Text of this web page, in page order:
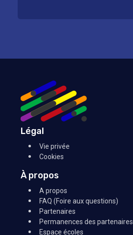
Légal
Vie privée
Cookies
À propos
A propos
FAQ (Foire aux questions)
Partenaires
Permanences des partenaires
Espace écoles